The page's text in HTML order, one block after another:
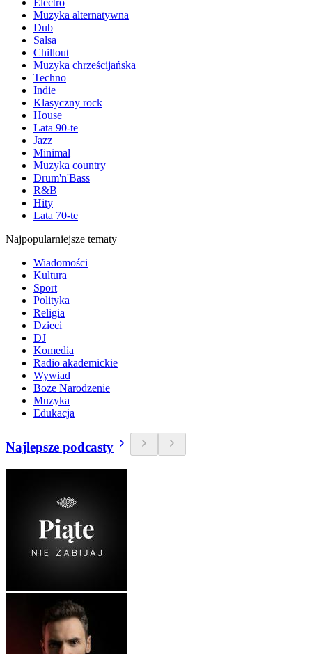
Electro
Muzyka alternatywna
Dub
Salsa
Chillout
Muzyka chrześcijańska
Techno
Indie
Klasyczny rock
House
Lata 90-te
Jazz
Minimal
Muzyka country
Drum'n'Bass
R&B
Hity
Lata 70-te
Najpopularniejsze tematy
Wiadomości
Kultura
Sport
Polityka
Religia
Dzieci
DJ
Komedia
Radio akademickie
Wywiad
Boże Narodzenie
Muzyka
Edukacja
Najlepsze podcasty